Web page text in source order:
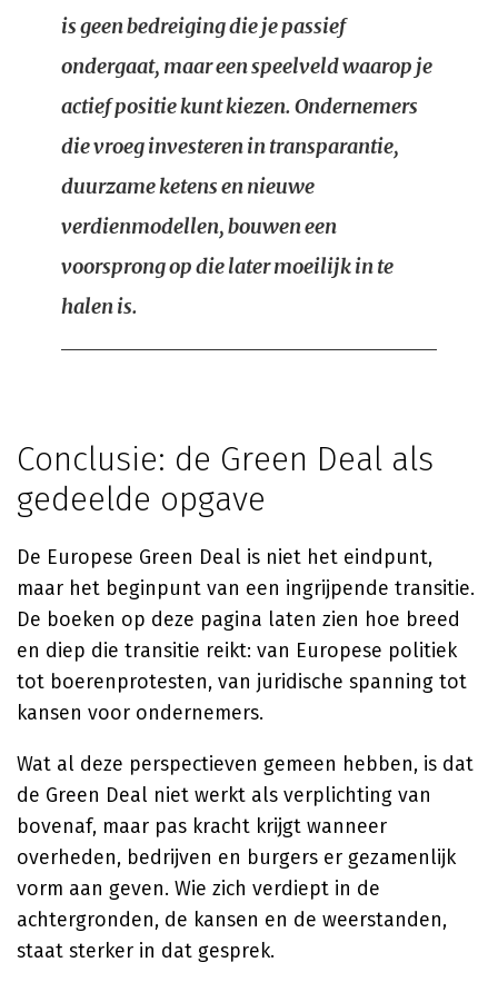
is geen bedreiging die je passief
ondergaat, maar een speelveld waarop je
actief positie kunt kiezen. Ondernemers
die vroeg investeren in transparantie,
duurzame ketens en nieuwe
verdienmodellen, bouwen een
voorsprong op die later moeilijk in te
halen is.
Conclusie: de Green Deal als
gedeelde opgave
De Europese Green Deal is niet het eindpunt,
maar het beginpunt van een ingrijpende transitie.
De boeken op deze pagina laten zien hoe breed
en diep die transitie reikt: van Europese politiek
tot boerenprotesten, van juridische spanning tot
kansen voor ondernemers.
Wat al deze perspectieven gemeen hebben, is dat
de Green Deal niet werkt als verplichting van
bovenaf, maar pas kracht krijgt wanneer
overheden, bedrijven en burgers er gezamenlijk
vorm aan geven. Wie zich verdiept in de
achtergronden, de kansen en de weerstanden,
staat sterker in dat gesprek.